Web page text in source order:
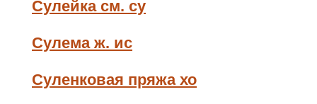
Сулейка см. су
Сулема ж. ис
Суленковая пряжа хо